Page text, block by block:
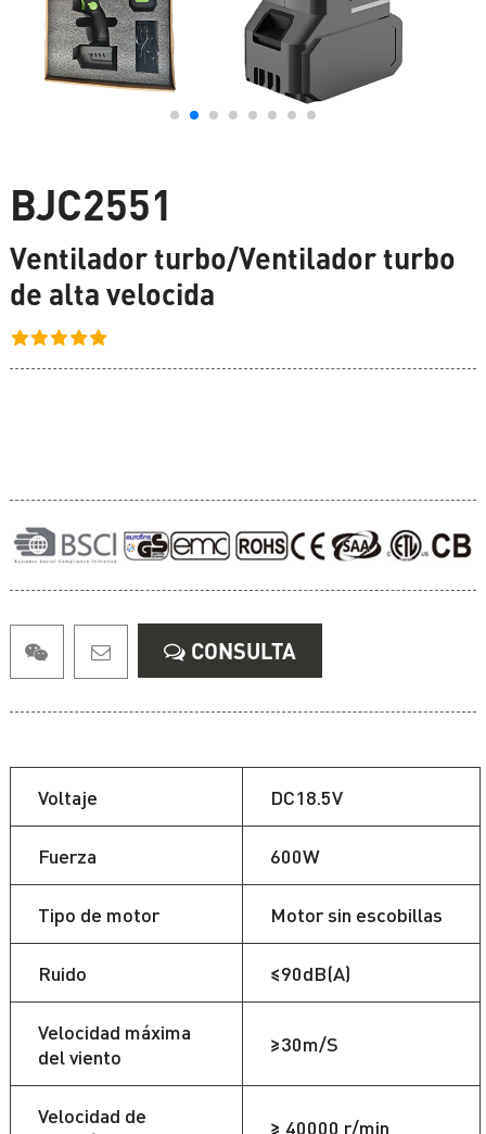
BJC2551
Ventilador turbo/Ventilador turbo
de alta velocida
CONSULTA
Voltaje DC18.5V
Fuerza 600W
Tipo de motor Motor sin escobillas
Ruido ≤90dB(A)
Velocidad máxima
del viento
≥30m/S
Velocidad de
≥ 40000 r/min